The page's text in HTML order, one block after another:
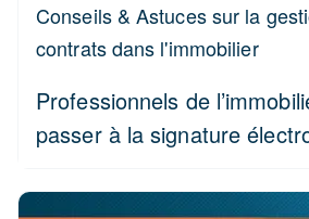
Conseils & Astuces sur la
contrats dans l'immobilier
Professionnels de
passer à la signature